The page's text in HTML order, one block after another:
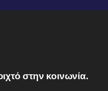
στην κοινωνία.